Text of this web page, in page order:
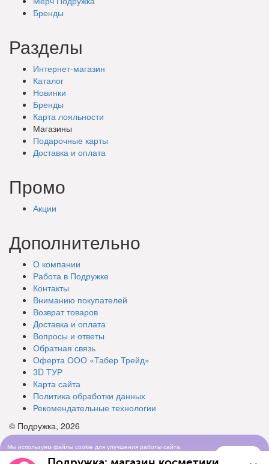
Бренды
Разделы
Интернет-магазин
Каталог
Новинки
Бренды
Карта лояльности
Магазины
Подарочные карты
Доставка и оплата
Промо
Акции
Дополнительно
О компании
Работа в Подружке
Контакты
Вниманию покупателей
Возврат товаров
Доставка и оплата
Вопросы и ответы
Обратная связь
Оферта ООО «Табер Трейд»
3D ТУР
Карта сайта
Политика обработки данных
Рекомендательные технологии
© Подружка, 2026
Мы используем файлы cookie для улучшения работы сайта.